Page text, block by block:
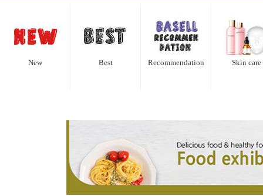
New Best Recommendation Skin care